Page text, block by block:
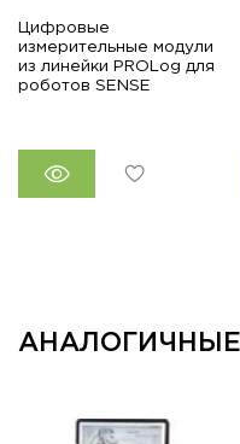
Цифровые
измерительные модули
из линейки PROLog для
роботов SENSE